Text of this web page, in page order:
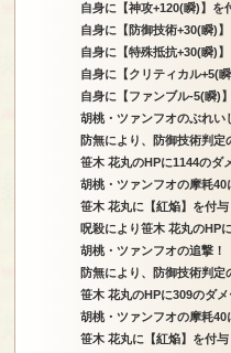
自身に【神攻+120(瞬)】を
自身に【防御技術+30(瞬)】
自身に【特殊抵抗+30(瞬)】
自身に【クリティカル+5(
自身に【ファンブル-5(瞬)
胡桃・ツァンフオのぶれい
防無により、防御技術判定
笹木 花丸のHPに1144のダ
胡桃・ツァンフオの摩耗40
笹木 花丸に【紅焔】を付与
呪殺により笹木 花丸のHP
胡桃・ツァンフオの追撃！
防無により、防御技術判定
笹木 花丸のHPに309のダメ
胡桃・ツァンフオの摩耗40
笹木 花丸に【紅焔】を付与